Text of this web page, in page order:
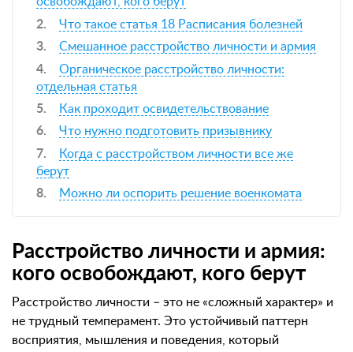
Что такое статья 18 Расписания болезней
Смешанное расстройство личности и армия
Органическое расстройство личности:
отдельная статья
Как проходит освидетельствование
Что нужно подготовить призывнику
Когда с расстройством личности все же
берут
Можно ли оспорить решение военкомата
Расстройство личности и армия:
кого освобождают, кого берут
Расстройство личности – это не «сложный характер» и
не трудный темперамент. Это устойчивый паттерн
восприятия, мышления и поведения, который